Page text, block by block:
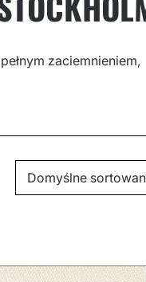
zaciemnieniem,